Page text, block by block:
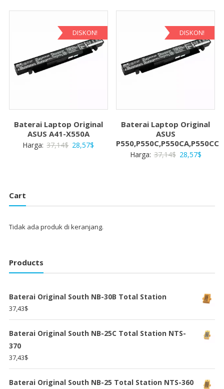
28,57$.
28,57$.
DISKON!
Baterai Laptop Original
ASUS A41-X550A
Harga: 37,14$ Harga
28,57$
DISKON!
Baterai Laptop Original
ASUS
P550,P550C,P550CA,P550CC
Harga: 37,14$ Harga
28,57$Harga
28,57$.
Cart
Tidak ada produk di keranjang.
Products
Baterai Original South NB-30B Total Station
37,43$
Baterai Original South NB-25C Total Station NTS-
370
37,43$
Baterai Original South NB-25 Total Station NTS-360